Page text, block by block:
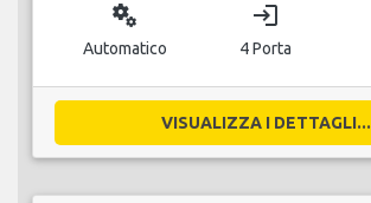
miscellaneous_services
Automatico
login
4 Porta
VISUALIZZA I DETTAGLI...